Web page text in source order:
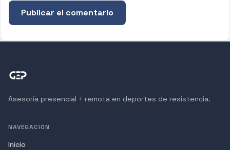
Asesoría presencial + remota en deportes de resistencia.
NAVEGACIÓN
Inicio